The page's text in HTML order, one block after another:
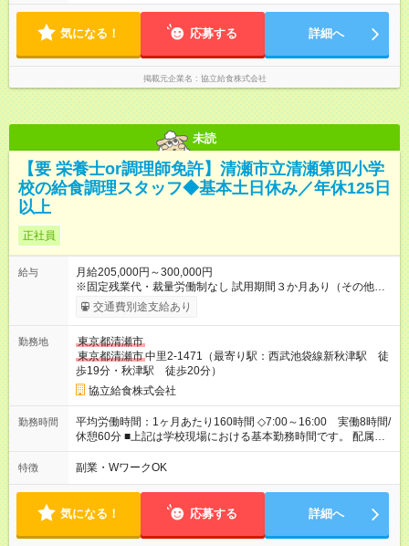
れます。 平均労働時間：1ヶ月あたり160時間 ◇7:00～16:00
実働8時間/休憩60分 ■上記は学校現場における基本勤務時間で
す。 配属先により始業時間・終業時間が多少前後します。 ■学
校現場配属の社員を対象に、1年単位の変形労働時間制を導入し
ております。 ■労働時間8時間未満となる勤務日でも、「1日勤
務」として扱われます。
気になる！ 応募する 詳細へ
掲載元企業名 協立給食株式会社
未読
【要 栄養士or調理師免許】清瀬市立清瀬第四小学
校の給食調理スタッフ◆基本土日休み／年休125日
以上
正社員
給与
月給205,000円～300,000円
※固定残業代・裁量労働制なし 試用期間３か月あり（その他雇
用条件に変更無し） 賞与あり（年２回） 交通費支給（社内規定
による） 【試用期間】試用期間あり 試用期間の長さ：3ヶ月 雇
交通費別途支給あり
勤務地
東京都清瀬市
東京都清瀬市中里2-1471（最寄り駅：西武池袋線新秋津駅 徒
歩19分・秋津駅 徒歩20分）
協立給食株式会社
勤務時間
平均労働時間：1ヶ月あたり160時間 ◇7:00～16:00 実働8時間/
休憩60分 ■上記は学校現場における基本勤務時間です。 配属先
により始業時間・終業時間が多少前後します。 ■学校現場配属の
社員を対象に、1年単位の変形労働時間制を導入しております。
れます。 平均労働時間：1ヶ月あたり160時間 ◇7:00～16:00
実働8時間/休憩60分 ■上記は学校現場における基本勤務時間で
す。 配属先により始業時間・終業時間が多少前後します。 ■学
校現場配属の社員を対象に、1年単位の変形労働時間制を導入し
特徴 副業・WワークOK
気になる！ 応募する 詳細へ